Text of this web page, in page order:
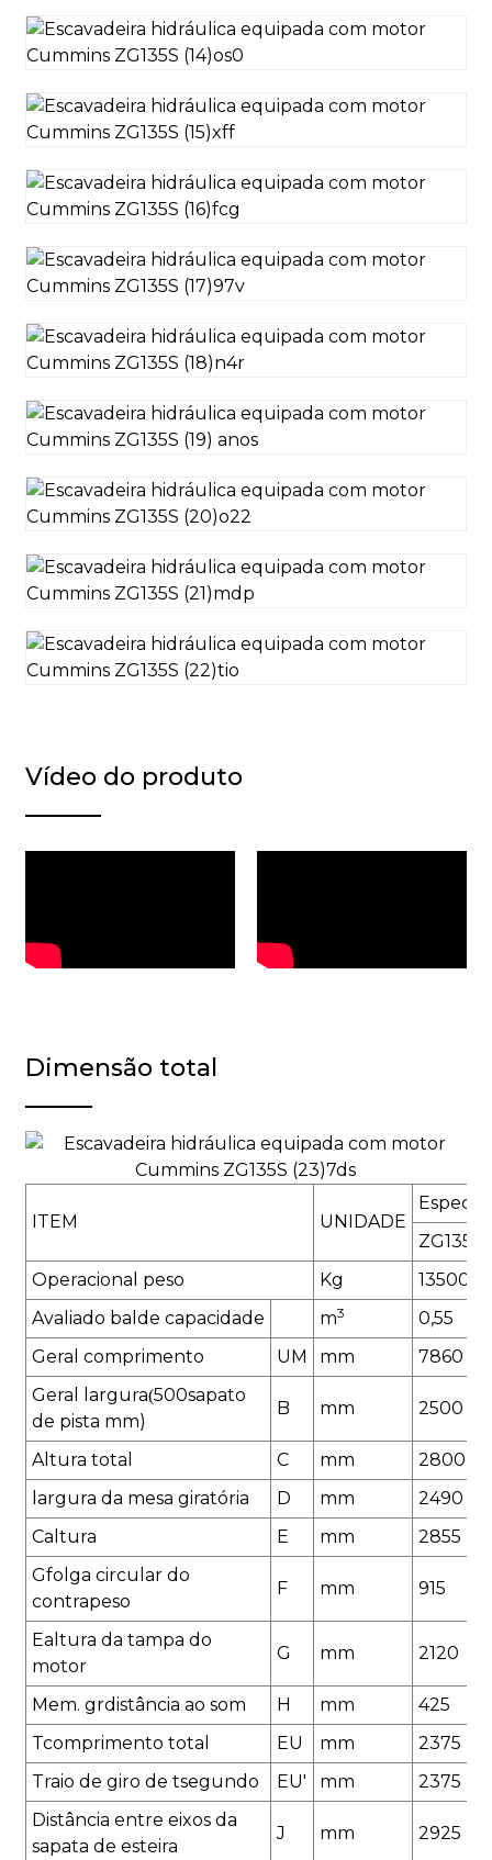
Vídeo do produto
Dimensão total
ITEM UNIDADE
ZG135S
Operacional peso Kg
13500
Avaliado balde capacidade m3
0,55
Geral comprimento UM mm
7860
Geral
largura(500sapato
de pista mm)
B mm 2500
Altura total C mm
2800
largura da mesa giratória
D mm 2490
Caltura E mm
2855
Gfolga circular do
contrapeso
F mm 915
Ealtura da tampa do
motor
G mm 2120
Mem. grdistância ao som H mm 425
Tcomprimento total EU mm 2375
Traio de giro de tsegundo EU' mm 2375
Distância entre eixos da
sapata de esteira
J mm 2925